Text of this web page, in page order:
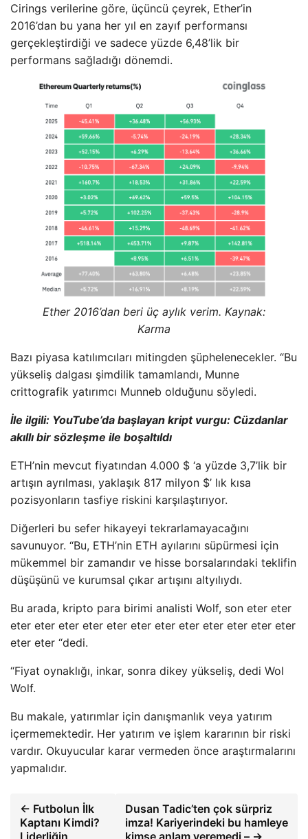
Cirings verilerine göre, üçüncü çeyrek, Ether’in
2016’dan bu yana her yıl en zayıf performansı
gerçekleştirdiği ve sadece yüzde 6,48’lik bir
performans sağladığı dönemdi.
Ether 2016’dan beri üç aylık verim. Kaynak:
Karma
Bazı piyasa katılımcıları mitingden şüphelenecekler. “Bu
yükseliş dalgası şimdilik tamamlandı, Munne
crittografik yatırımcı Munneb olduğunu söyledi.
İle ilgili: YouTube’da başlayan kript vurgu: Cüzdanlar
akıllı bir sözleşme ile boşaltıldı
ETH’nin mevcut fiyatından 4.000 $ ‘a yüzde 3,7’lik bir
artışın ayrılması, yaklaşık 817 milyon $’ lık kısa
pozisyonların tasfiye riskini karşılaştırıyor.
Diğerleri bu sefer hikayeyi tekrarlamayacağını
savunuyor. “Bu, ETH’nin ETH ayılarını süpürmesi için
mükemmel bir zamandır ve hisse borsalarındaki teklifin
düşüşünü ve kurumsal çıkar artışını altyılıydı.
Bu arada, kripto para birimi analisti Wolf, son eter eter
eter eter eter eter eter eter eter eter eter eter eter eter
eter eter “dedi.
“Fiyat oynaklığı, inkar, sonra dikey yükseliş, dedi Wol
Wolf.
Bu makale, yatırımlar için danışmanlık veya yatırım
içermemektedir. Her yatırım ve işlem kararının bir riski
vardır. Okuyucular karar vermeden önce araştırmalarını
yapmalıdır.
← Futbolun İlk
Kaptanı Kimdi?
Liderliğin
Dusan Tadic’ten çok sürpriz
imza! Kariyerindeki bu hamleye
kimse anlam veremedi – →